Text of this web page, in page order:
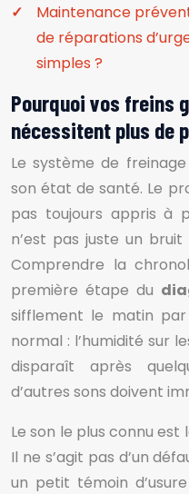
Maintenance
de réparations
simples ?
Pourquoi vos freins
nécessitent plus de
Le système de
son état de santé. Le
pas toujours appris à
n’est pas juste un
Comprendre la
première étape du
sifflement le matin
normal : l’humidité sur
disparaît après
d’autres sons doivent
Le son le plus connu est
Il ne s’agit pas d’un
un petit témoin